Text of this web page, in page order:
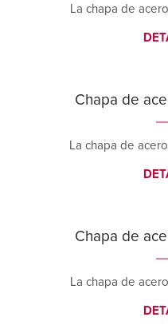
La chapa de
Chapa de
La chapa de
Chapa de
La chapa de